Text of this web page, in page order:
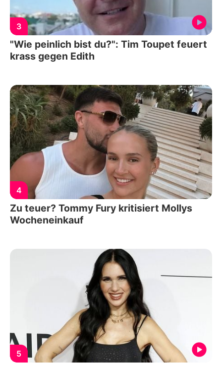
3
"Wie peinlich bist du?": Tim Toupet feuert
krass gegen Edith
4
Zu teuer? Tommy Fury kritisiert Mollys
Wocheneinkauf
5